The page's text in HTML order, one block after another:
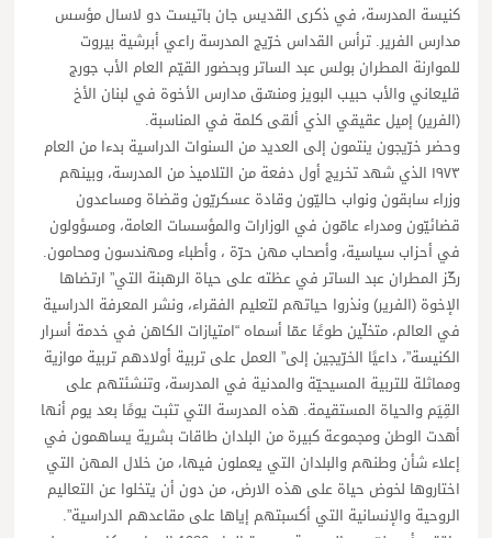
كنيسة المدرسة، في ذكرى القديس جان باتيست دو لاسال مؤسس
مدارس الفرير. ترأس القداس خرّيج المدرسة راعي أبرشية بيروت
للموارنة المطران بولس عبد الساتر وبحضور القيّم العام الأب جورج
قليعاني والأب حبيب البويز ومنسّق مدارس الأخوة في لبنان الأخ
(الفرير) إميل عقيقي الذي ألقى كلمة في المناسبة.
وحضر خرّيجون ينتمون إلى العديد من السنوات الدراسية بدءا من العام
١٩٧٣ الذي شهد تخريج أول دفعة من التلاميذ من المدرسة، وبينهم
وزراء سابقون ونواب حاليّون وقادة عسكريّون وقضاة ومساعدون
قضائيّون ومدراء عامّون في الوزارات والمؤسسات العامة، ومسؤولون
في أحزاب سياسية، وأصحاب مهن حرّة ، وأطباء ومهندسون ومحامون.
ركّز المطران عبد الساتر في عظته على حياة الرهبنة التي” ارتضاها
الإخوة (الفرير) ونذروا حياتهم لتعليم الفقراء، ونشر المعرفة الدراسية
في العالم، متخلّين طوعًا عمّا أسماه “امتيازات الكاهن في خدمة أسرار
الكنيسة”، داعيًا الخرّيجين إلى” العمل على تربية أولادهم تربية موازية
ومماثلة للتربية المسيحيّة والمدنية في المدرسة، وتنشئتهم على
القِيَم والحياة المستقيمة. هذه المدرسة التي تثبت يومًا بعد يوم أنها
أهدت الوطن ومجموعة كبيرة من البلدان طاقات بشرية يساهمون في
إعلاء شأن وطنهم والبلدان التي يعملون فيها، من خلال المهن التي
اختاروها لخوض حياة على هذه الارض، من دون أن يتخلوا عن التعاليم
الروحية والإنسانية التي أكسبتهم إياها على مقاعدهم الدراسية”.